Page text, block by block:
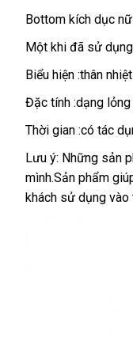
Bottom kích dục
Một khi đã sử
Biểu hiện :thân
Đặc tính :dạng lỏng
Thời gian :có tác
Lưu ý: link
web
Những sản
mình.Sản phẩm
khách sử dụng